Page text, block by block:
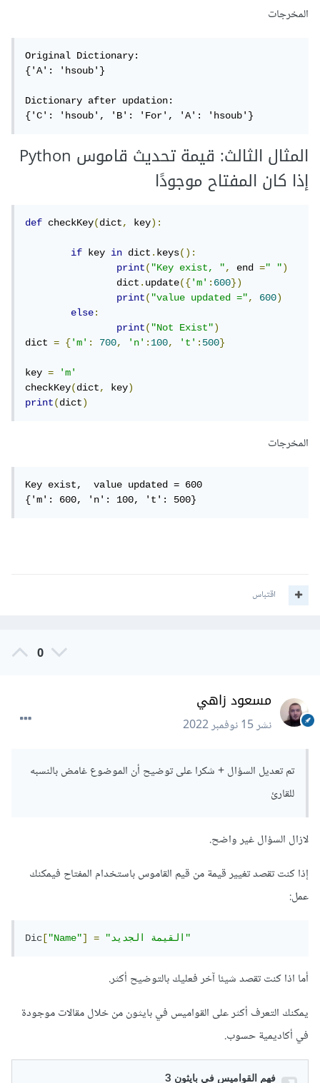
المخرجات
Original Dictionary:
{'A': 'hsoub'}
Dictionary after updation:
{'C': 'hsoub', 'B': 'For', 'A': 'hsoub'}
المثال الثالث: قيمة تحديث قاموس Python
إذا كان المفتاح موجودًا
def checkKey(dict, key):
if key in dict.keys():
print("Key exist, ", end =" ")
		dict
.update({'m':600})
print("value updated =", 600)
else:
print("Not Exist")
dict = {'m': 700, 'n':100, 't':500}
key =
'm'
checkKey(dict, key)
print(dict)
المخرجات
Key exist,  value updated = 600
{'m': 600, 'n': 100, 't': 500}
اقتباس
0
مسعود زاهي
نشر15 نوفمبر 2022
تم تعديل السؤال + شكرا على توضيح أن الموضوع غامض بالنسبه
للقارئ
لازال السؤال غير واضح.
إذا كنت تقصد تغيير قيمة من قيم القاموس باستخدام المفتاح فيمكنك
عمل:
Dic ["Name"] = "القيمة الجديد"
أما اذا كنت تقصد شيئا آخر فعليك بالتوضيح أكثر.
يمكنك التعرف أكثر على القواميس في بايثون من خلال مقالات موجودة
في أكاديمية حسوب.